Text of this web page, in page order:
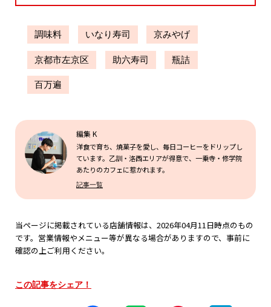
調味料 いなり寿司 京みやげ
京都市左京区 助六寿司 瓶詰
百万遍
編集 K
洋食で育ち、焼菓子を愛し、毎日コーヒーをドリップし
ています。乙訓・洛西エリアが得意で、一乗寺・修学院
あたりのカフェに惹かれます。
記事一覧
当ページに掲載されている店舗情報は、2026年04月11日時点のもの
です。営業情報やメニュー等が異なる場合がありますので、事前に
確認の上ご利用ください。
この記事をシェア！